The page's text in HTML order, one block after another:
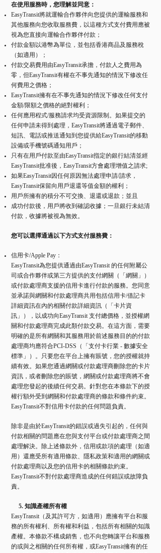
在使用服務時，您理解並同意：
EasyTransit將就運輸合作夥伴向您提供的運輸服務和
其他服務向您收取服務費，以這種方式支付費用應被
視為您直接向運輸合作夥伴付款；
付款金額以港幣為單位，並包括香港商品及服務稅
（如適用）；
付款交易費用由EasyTransit承擔，付款人之費用為
零，但EasyTransit有權在不事先通知的情況下修改任
何費用之價格；
EasyTransit擁有在不事先通知的情況下修改任何支付
金額/限額之價格的絕對權利；
任何應用程式/服務請求均受資源限制。如果提交的
任何申請未得到處理，EasyTransit將通過電子郵件、
短訊、電話或推送通知到您提供給EasyTransit的移動
設備或手機號碼通知用戶；
只有在用戶付款至由EasyTransit指定的銀行結清並經
EasyTransit批准後，EasyTransit方會處理增值之請求;
如果EasyTransit因任何原因無法處理申請/請求，
EasyTransit保留向用戶退還等值金額的權利；
用戶所擁有的積分不可交換、退還或退款；並且
成功付款後，用戶將收到確認收據；一旦銀行未結清
付款，收據將被視為無效。
您可以選擇通過以下方式支付服務費：
信用卡/Apple Pay：
EasyTransit為您提供通過由EasyTransit 的任何附屬公
司或合作夥伴或第三方提供的支付網關（「網關」）
或付款處理商支援的信用卡進行付款的服務。您同意
並承諾與網關和付款處理商共用包括信用卡/借記卡
詳細資訊在內的相關付款詳細資訊（「卡片資
訊」），以成功向EasyTransit 支付總價格，並授權網
關和付款處理商完成此類付款交易。在這方面，需要
明確的是所有網關和其服務用於前述服務目的的付款
處理商均應符合PCI-DSS（「支付卡行業 - 數據安全
標準」）。只要您在平台上擁有賬號，您的授權就持
續有效。如果您通過網關或付款處理商刪除您的卡片
資訊，或者刪除您的賬號，網關或付款處理商將不會
處理您發起的後續任何交易。針對您在本條款下的授
權行額外受到網關和付款處理商的條款和條件約束。
EasyTransit不對信用卡付款的任何問題負責。
除非是由於EasyTransit的錯誤或過失引起的，任何與
付款相關的問題應在您與支付平台或付款處理商之間
處理解決。除上述條款外，信用或款項的處理（如適
用）還應受所有適用條款、隱私政策和適用的網關或
付款處理商以及您的信用卡的相關條款約束。
EasyTransit不對付款處理商造成的任何錯誤或故障負
責。
5. 知識產權所有權
EasyTransit（及其許可方，如適用）應擁有平台和服
務的所有權利、所有權和利益，包括所有相關的知識
產權。本條款不構成銷售，也不向您轉讓平台和服務
的或與之相關的任何所有權，或EasyTransit擁有的任